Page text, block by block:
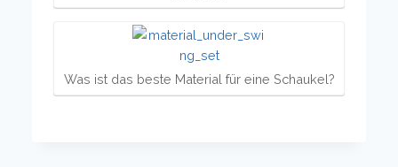
Was ist das beste Material für eine Schaukel?